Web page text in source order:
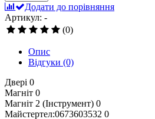
Додати до порівняння
Артикул: -
(0)
Опис
Відгуки (0)
Двері 0
Магніт 0
Магніт 2 (Інструмент) 0
Майстертел:0673603532 0